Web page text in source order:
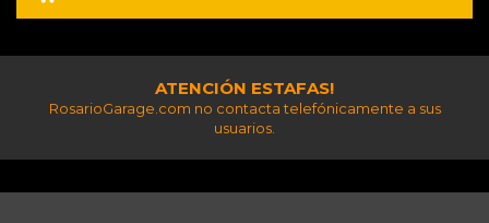
ATENCIÓN ESTAFAS!
RosarioGarage.com no contacta telefónicamente a sus
usuarios.